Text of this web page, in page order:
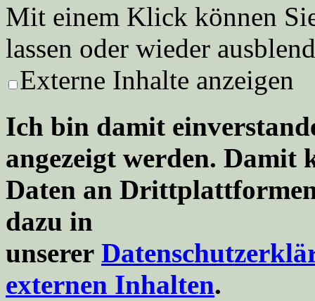
Mit einem Klick können
lassen oder wieder
Externe Inhalte anzeigen
Ich bin damit
angezeigt werden. Damit
Daten an
dazu in
unserer
externen Inhalten.